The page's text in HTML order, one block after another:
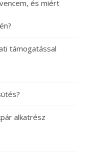
és miért
támogatással
alkatrész